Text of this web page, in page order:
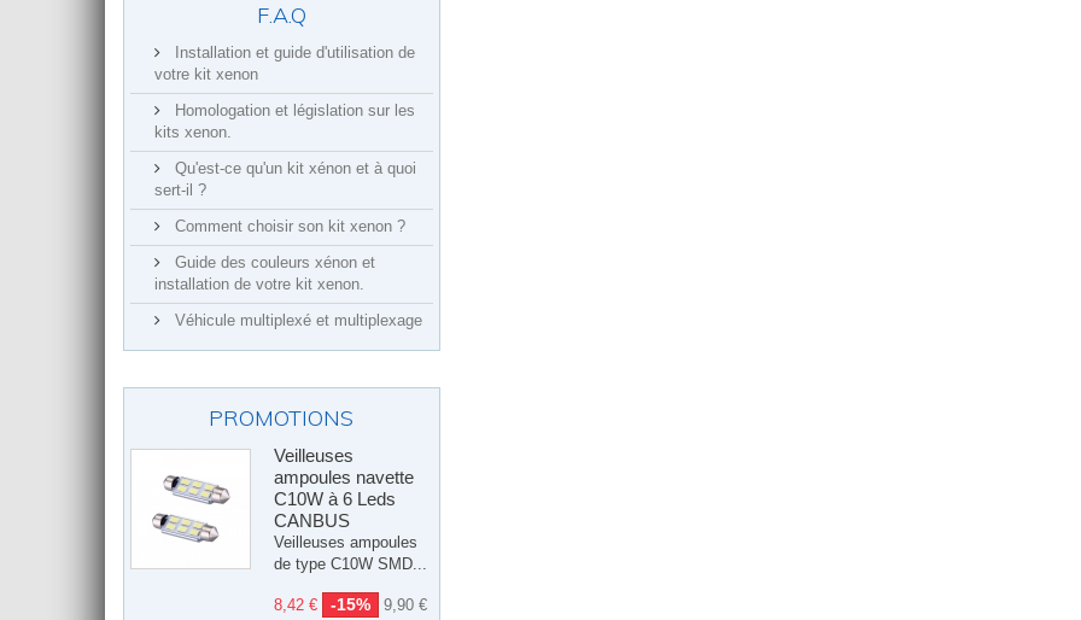
F.A.Q
Installation et guide d'utilisation de
votre kit xenon
Homologation et législation sur les
kits xenon.
Qu'est-ce qu'un kit xénon et à quoi
sert-il ?
Comment choisir son kit xenon ?
Guide des couleurs xénon et
installation de votre kit xenon.
Véhicule multiplexé et multiplexage
PROMOTIONS
Veilleuses
ampoules navette
C10W à 6 Leds
CANBUS
Veilleuses ampoules
de type C10W SMD...
8,42 € -15% 9,90 €